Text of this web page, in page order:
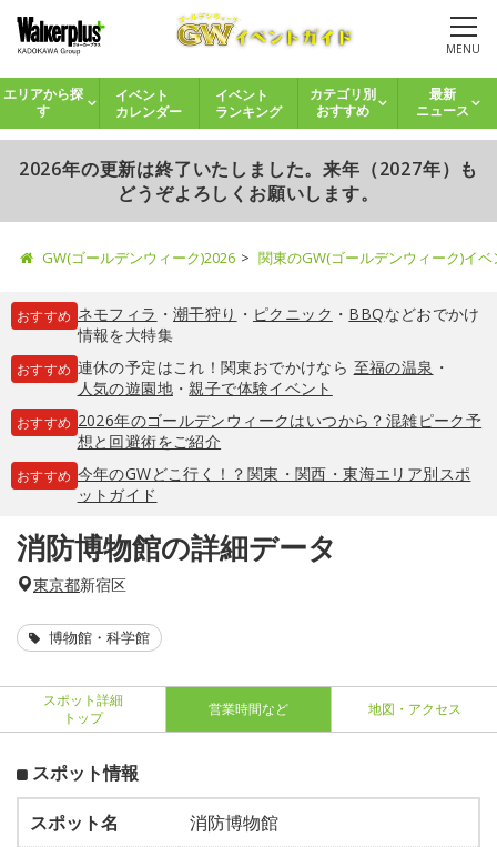
MENU
エリアから探
す
イベント
カレンダー
イベント
ランキング
カテゴリ別
おすすめ
最新
ニュース
2026年の更新は終了いたしました。来年（2027年）も
どうぞよろしくお願いします。
GW(ゴールデンウィーク)2026 関東のGW(ゴールデンウィーク)イ
おすすめ ネモフィラ ・ 潮干狩り ・ ピクニック ・ BBQなどおでかけ
情報を大特集
おすすめ 連休の予定はこれ！関東おでかけなら 至福の温泉 ・
人気の遊園地・親子で体験イベント
おすすめ 2026年のゴールデンウィークはいつから？混雑ピーク予
想と回避術をご紹介
おすすめ 今年のGWどこ行く！？関東・関西・東海エリア別スポ
ットガイド
消防博物館の詳細データ
東京都新宿区
博物館・科学館
スポット詳細
トップ
営業時間など 地図・アクセス
スポット情報
スポット名
消防博物館